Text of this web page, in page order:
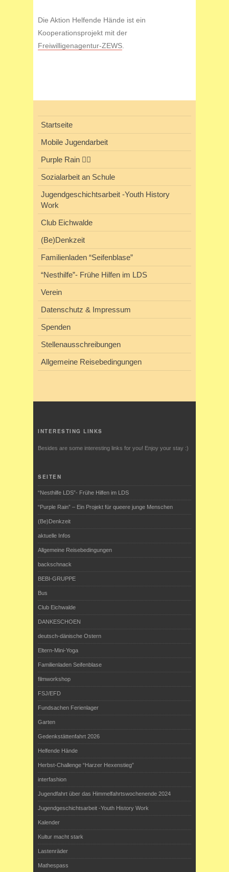
Die Aktion Helfende Hände ist ein
Kooperationsprojekt mit der
Freiwilligenagentur-ZEWS
Startseite
Mobile Jugendarbeit
Purple Rain 🏳️‍🌈
Sozialarbeit an Schule
Jugendgeschichtsarbeit -Youth History
Work
Club Eichwalde
(Be)Denkzeit
Familienladen “Seifenblase”
“Nesthilfe”- Frühe Hilfen im LDS
Verein
Datenschutz & Impressum
Spenden
Stellenausschreibungen
Allgemeine Reisebedingungen
INTERESTING LINKS
Besides are some interesting links for you! Enjoy your stay :)
SEITEN
“Nesthilfe LDS”- Frühe Hilfen im LDS
“Purple Rain” – Ein Projekt für queere junge Menschen
(Be)Denkzeit
aktuelle Infos
Allgemeine Reisebedingungen
backschnack
BEBI-GRUPPE
Bus
Club Eichwalde
DANKESCHOEN
deutsch-dänische Ostern
Eltern-Mini-Yoga
Familienladen Seifenblase
filmworkshop
FSJ/EFD
Fundsachen Ferienlager
Garten
Gedenkstättenfahrt 2026
Helfende Hände
Herbst-Challenge “Harzer Hexenstieg”
interfashion
Jugendfahrt über das Himmelfahrtswochenende 2024
Jugendgeschichtsarbeit -Youth History Work
Kalender
Kultur macht stark
Lastenräder
Mathespass